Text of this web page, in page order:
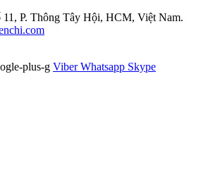
P. Thông Tây Hội, HCM, Việt Nam.
plus-g Viber Whatsapp Skype